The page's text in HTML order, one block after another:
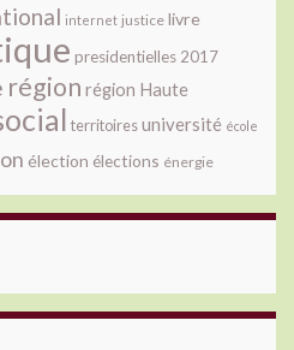
internet justice livre
presidentielles 2017
région région Haute
territoiresuniversité école
élection élections énergie